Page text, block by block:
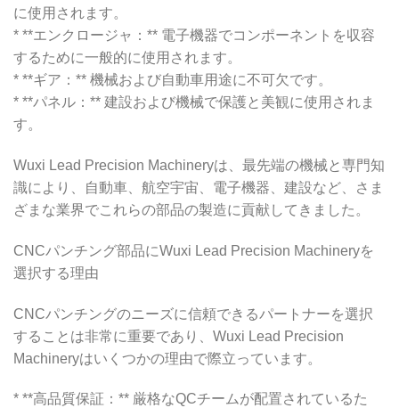
に使用されます。
* **エンクロージャ：** 電子機器でコンポーネントを収容
するために一般的に使用されます。
* **ギア：** 機械および自動車用途に不可欠です。
* **パネル：** 建設および機械で保護と美観に使用されま
す。
Wuxi Lead Precision Machineryは、最先端の機械と専門知
識により、自動車、航空宇宙、電子機器、建設など、さま
ざまな業界でこれらの部品の製造に貢献してきました。
CNCパンチング部品にWuxi Lead Precision Machineryを
選択する理由
CNCパンチングのニーズに信頼できるパートナーを選択
することは非常に重要であり、Wuxi Lead Precision
Machineryはいくつかの理由で際立っています。
* **高品質保証：** 厳格なQCチームが配置されているた